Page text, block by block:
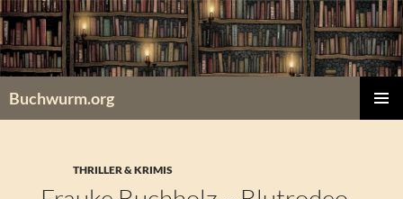
Zum
Inhalt
springen
Buchwurm.org
THRILLER & KRIMIS